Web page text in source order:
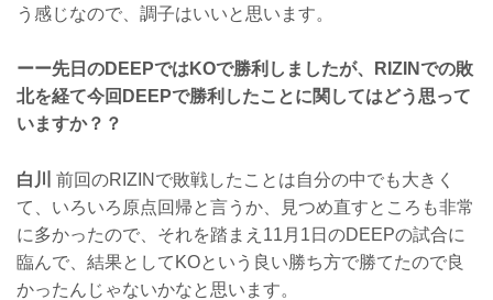
う感じなので、調子はいいと思います。
ーー先日のDEEPではKOで勝利しましたが、RIZINでの敗
北を経て今回DEEPで勝利したことに関してはどう思って
いますか？？
白川
前回のRIZINで敗戦したことは自分の中でも大きく
て、いろいろ原点回帰と言うか、見つめ直すところも非常
に多かったので、それを踏まえ11月1日のDEEPの試合に
臨んで、結果としてKOという良い勝ち方で勝てたので良
かったんじゃないかなと思います。